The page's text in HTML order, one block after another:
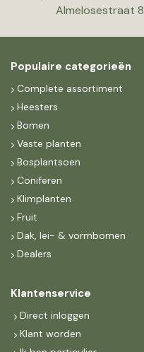
Almelosestraat
Populaire categorieën
Complete assortiment
Heesters
Bomen
Vaste planten
Bosplantsoen
Coniferen
Klimplanten
Fruit
Dak, lei- & vormbomen
Dealers
Klantenservice
Direct inloggen
Klant worden